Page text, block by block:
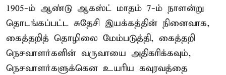
1905-ம் ஆண்டு ஆகஸ்ட் மாதம் 7-ம் நாளன்று
தொடங்கப்பட்ட சுதேசி இயக்கத்தின் நினைவாக,
கைத்தறித் தொழிலை மேம்படுத்தி, கைத்தறி
நெசவாளர்களின் வருவாயை அதிகரிக்கவும்,
நெசவாளர்களுக்கென உயரிய கவுரவத்தை